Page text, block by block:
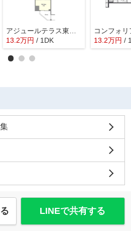
13.2万円 / 1DK 13.2万円 /
LINEで共有する